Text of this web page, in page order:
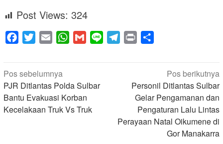
Post Views: 324
Facebook
Twitter Email WhatsApp
Gmail Line Telegram
Print
Navigasi
pos
Pos sebelumnya
PJR Ditlantas Polda Sulbar
Bantu Evakuasi Korban
Kecelakaan Truk Vs Truk
Pos berikutnya
Personil Ditlantas Sulbar
Gelar Pengamanan dan
Pengaturan Lalu Lintas
Perayaan Natal Oikumene di
Gor Manakarra